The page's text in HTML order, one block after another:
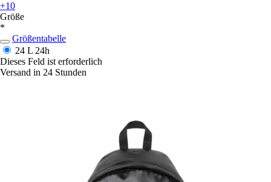
+10
Größe
*
Größentabelle
24 L 24h
Dieses Feld ist erforderlich
Versand in 24 Stunden